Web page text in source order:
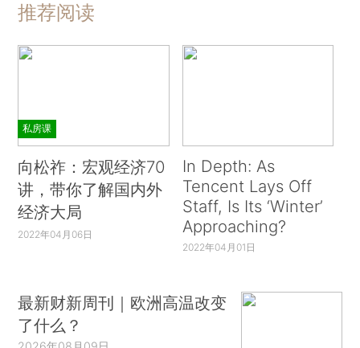
推荐阅读
私房课
向松祚：宏观经济70
讲，带你了解国内外
经济大局
2022年04月06日
In Depth: As
Tencent Lays Off
Staff, Is Its ‘Winter’
Approaching?
2022年04月01日
最新财新周刊｜欧洲高温改变
了什么？